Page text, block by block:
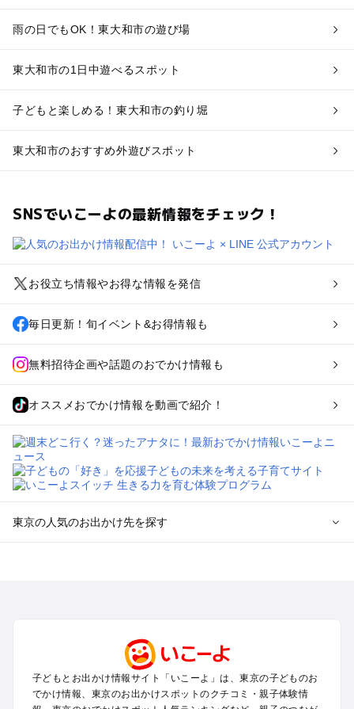
雨の日でもOK！東大和市の遊び場
東大和市の1日中遊べるスポット
子どもと楽しめる！東大和市の釣り堀
東大和市のおすすめ外遊びスポット
SNSでいこーよの最新情報をチェック！
お役立ち情報やお得な情報を発信
毎日更新！旬イベント&お得情報も
無料招待企画や話題のおでかけ情報も
オススメおでかけ情報を動画で紹介！
東京の人気のお出かけ先を探す
町田・相模原・愛川・上野原のプールお出かけ
渋谷・原宿・恵比寿・中目黒・自由が丘のプールお出かけ
池袋・赤羽・王子・巣鴨・目白・石神井のプールお出かけ
新宿・高田馬場・代々木・千駄ヶ谷のプールお出かけ
子どもとお出かけ情報サイト「いこーよ」は、東京の子どものお
でかけ情報、東京のお出かけスポットのクチコミ・親子体験情